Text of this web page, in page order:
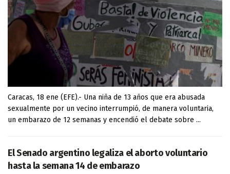
Caracas, 18 ene (EFE).- Una niña de 13 años que era abusada
sexualmente por un vecino interrumpió, de manera voluntaria,
un embarazo de 12 semanas y encendió el debate sobre ...
El Senado argentino legaliza el aborto voluntario
hasta la semana 14 de embarazo